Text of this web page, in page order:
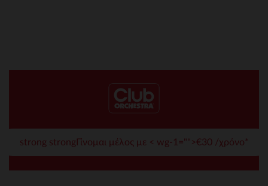
strong strongΓίνομαι μέλος με < wg-1="">€30 /χρόνο*